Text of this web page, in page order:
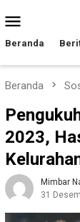
ke
Beranda
Beranda
2023,
Mimbar
31